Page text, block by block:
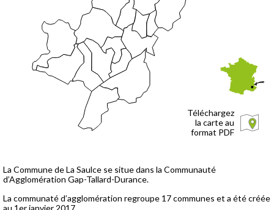
Téléchargez
la carte au
format PDF
La Commune de La Saulce se situe dans la Communauté
d’Agglomération Gap-Tallard-Durance.
La communaté d’agglomération regroupe 17 communes et a été créée